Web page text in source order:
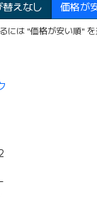
替えなし 価格が
には "価格が安い順" を